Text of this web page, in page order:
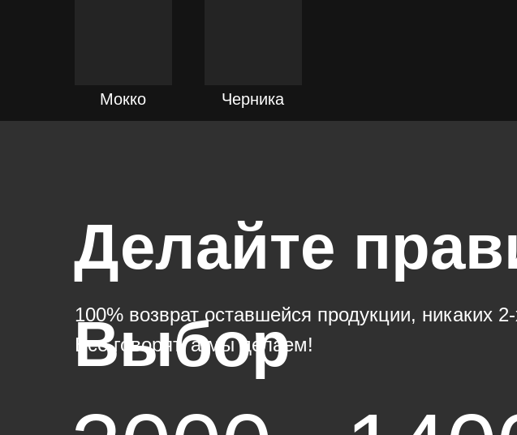
Мокко Черника
Делайте
Выбор
100% возврат оставшейся продукции, никаких
Все говорят, а мы делаем!